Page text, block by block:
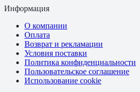
Информация
О компании
Оплата
Возврат и рекламации
Условия поставки
Политика конфиденциальности
Пользовательское соглашение
Использование cookie